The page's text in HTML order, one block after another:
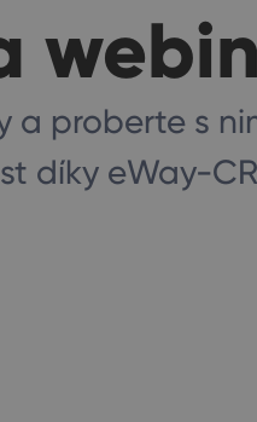
a proberte s
díky eWay-